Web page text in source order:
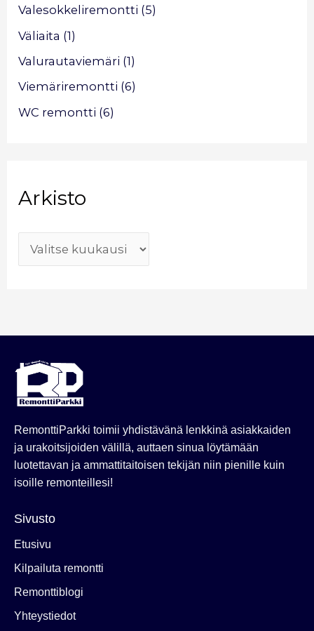
Valesokkeliremontti (5)
Väliaita (1)
Valurautaviemäri (1)
Viemäriremontti (6)
WC remontti (6)
Arkisto
RemonttiParkki toimii yhdistävänä lenkkinä asiakkaiden
ja urakoitsijoiden välillä, auttaen sinua löytämään
luotettavan ja ammattitaitoisen tekijän niin pienille kuin
isoille remonteillesi!
Sivusto
Etusivu
Kilpailuta remontti
Remonttiblogi
Yhteystiedot